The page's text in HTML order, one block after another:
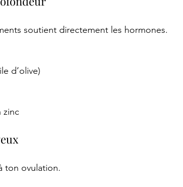
soutient directement les hormones.
d’olive)
zinc
ton ovulation.